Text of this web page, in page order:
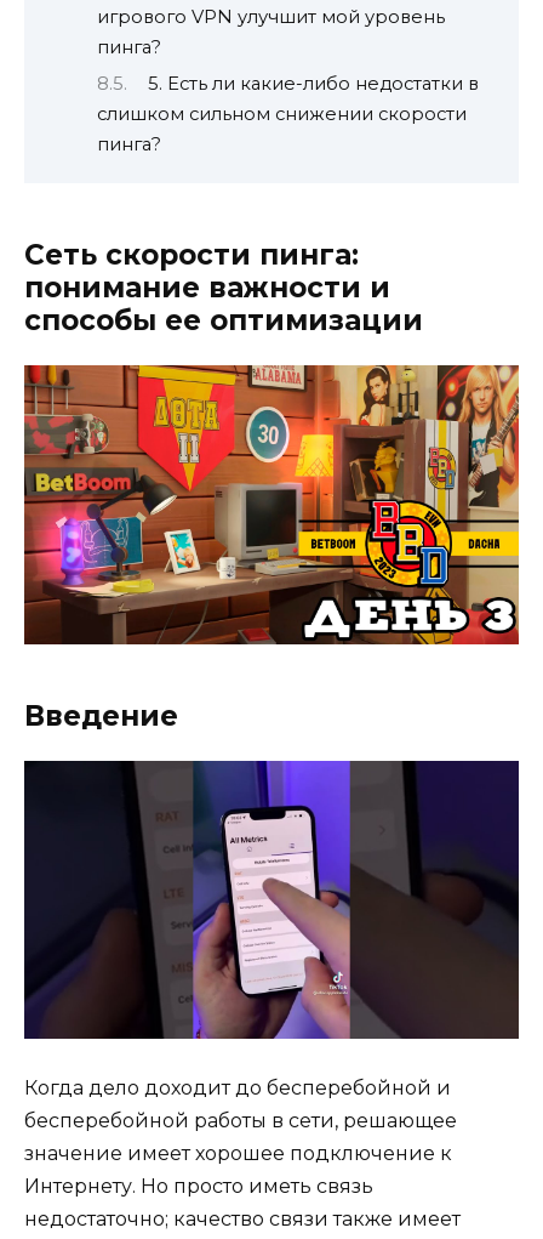
игрового VPN улучшит мой уровень
пинга?
5. Есть ли какие-либо недостатки в
слишком сильном снижении скорости
пинга?
Сеть скорости пинга:
понимание важности и
способы ее оптимизации
Введение
Когда дело доходит до бесперебойной и
бесперебойной работы в сети, решающее
значение имеет хорошее подключение к
Интернету. Но просто иметь связь
недостаточно; качество связи также имеет